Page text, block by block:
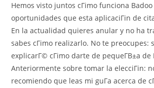
Hemos visto juntos cГіmo funciona
oportunidades que esta aplicaciГіn de
En la actualidad quieres anular y no ha
sabes cГіmo realizarlo. No te preocupes:
explicarГ© cГіmo darte de pequeГ­В±a de
Anteriormente sobre tomar la elecciГіn:
recomiendo que leas mi guГ­a acerca de